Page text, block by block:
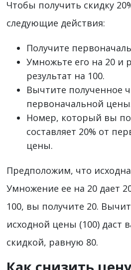
Чтобы получить скидку
следующие действия:
Получите
Умножьте его на 20 и
результат на 100.
Вычтите полученное
первоначальной
Номер, который вы
составляет 20% от
цены.
Предположим, что
Умножение ее на 20 дает
100, вы получите 20.
исходной цены (100) даст
скидкой, равную 80.